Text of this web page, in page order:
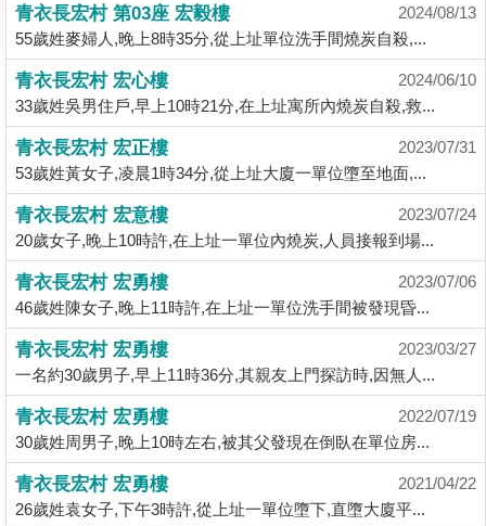
盤
宅
谷
按
揭
地
產
博
客
地
產
新
聞
數
據
公
青衣長宏村 第03座 宏毅樓
2024/08/13
55歲姓麥婦人,晚上8時35分,從上址單位洗手間燒炭自殺,...
青衣長宏村 宏心樓
2024/06/10
33歲姓吳男住戶,早上10時21分,在上址寓所內燒炭自殺,救...
青衣長宏村 宏正樓
2023/07/31
53歲姓黃女子,凌晨1時34分,從上址大廈一單位墮至地面,...
青衣長宏村 宏意樓
2023/07/24
20歲女子,晚上10時許,在上址一單位內燒炭,人員接報到場...
青衣長宏村 宏勇樓
2023/07/06
46歲姓陳女子,晚上11時許,在上址一單位洗手間被發現昏...
青衣長宏村 宏勇樓
2023/03/27
一名約30歲男子,早上11時36分,其親友上門探訪時,因無人...
青衣長宏村 宏勇樓
2022/07/19
30歲姓周男子,晚上10時左右,被其父發現在倒臥在單位房...
青衣長宏村 宏勇樓
2021/04/22
26歲姓袁女子,下午3時許,從上址一單位墮下,直墮大廈平...